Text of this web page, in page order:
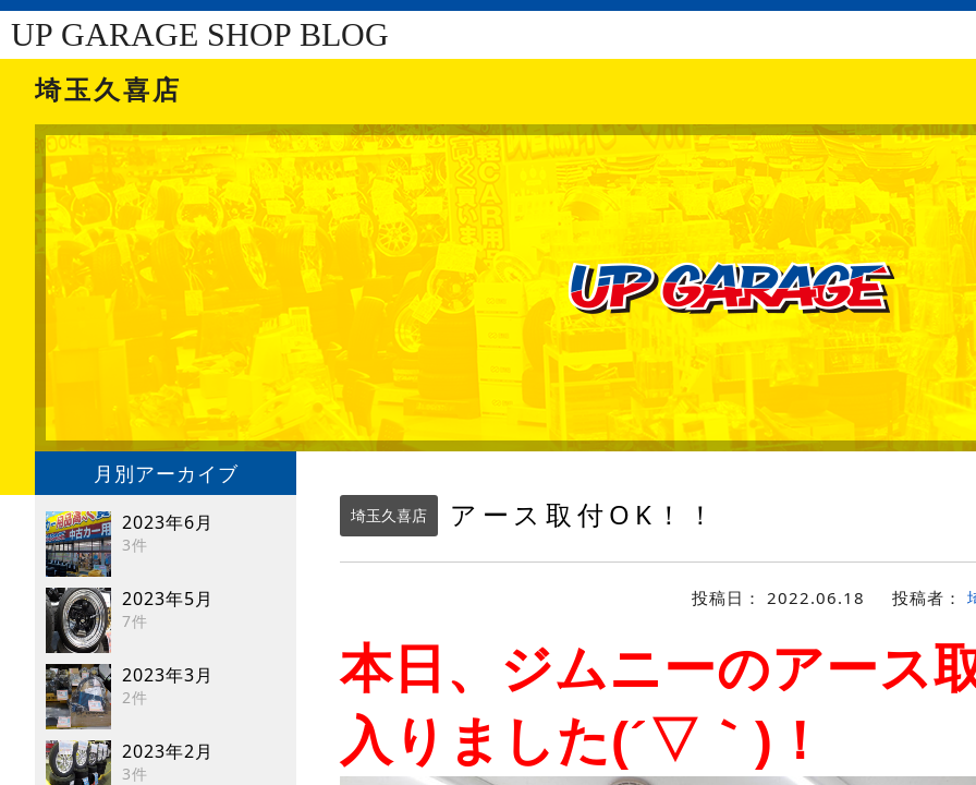
UP GARAGE SHOP BLOG
埼玉久喜店
月別アーカイブ
2023年6月
3件
2023年5月
7件
2023年3月
2件
2023年2月
3件
埼玉久喜店 アース取付OK！！
投稿日： 2022.06.18 投稿者：
本日、ジムニーのアース
入りました(´▽｀)！